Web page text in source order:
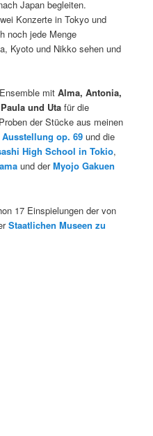
Japan begleiten.
Konzerte in Tokyo und
noch jede Menge
Kyoto und Nikko sehen und
mitAlma, Antonia,
und Uta für die
der Stücke aus meinen
op. 69 und die
High School in Tokio,
und derMyojo Gakuen
17 Einspielungen der von
Staatlichen Museen zu